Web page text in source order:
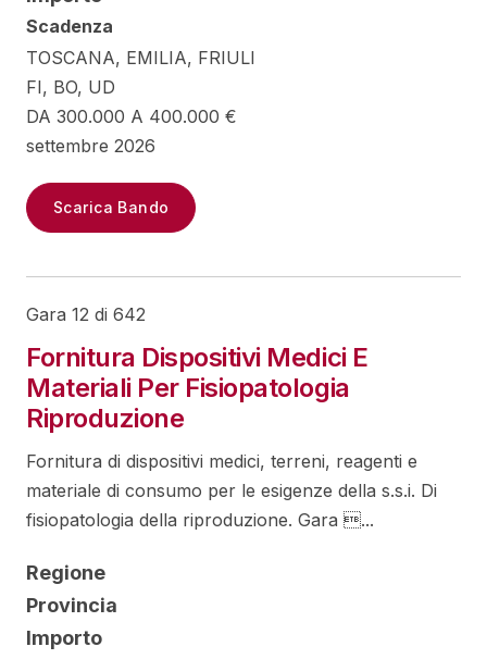
Scadenza
TOSCANA, EMILIA, FRIULI
FI, BO, UD
DA 300.000 A 400.000 €
settembre 2026
Scarica Bando
Gara 12 di 642
Fornitura Dispositivi Medici E
Materiali Per Fisiopatologia
Riproduzione
Fornitura di dispositivi medici, terreni, reagenti e
materiale di consumo per le esigenze della s.s.i. Di
fisiopatologia della riproduzione. Gara ...
Regione
Provincia
Importo